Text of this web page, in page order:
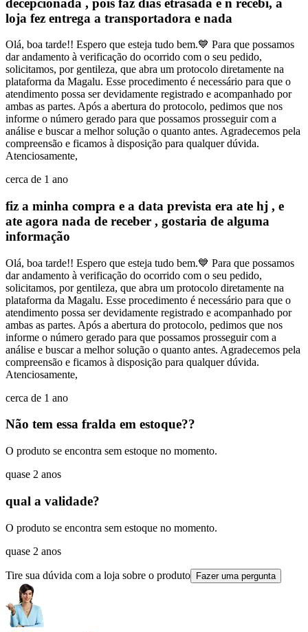
loja fez entrega a transportadora e nada
Olá, boa tarde!! Espero que esteja tudo bem.💙 Para que possamos
dar andamento à verificação do ocorrido com o seu pedido,
solicitamos, por gentileza, que abra um protocolo diretamente na
plataforma da Magalu. Esse procedimento é necessário para que o
atendimento possa ser devidamente registrado e acompanhado por
ambas as partes. Após a abertura do protocolo, pedimos que nos
informe o número gerado para que possamos prosseguir com a
análise e buscar a melhor solução o quanto antes. Agradecemos pela
compreensão e ficamos à disposição para qualquer dúvida.
Atenciosamente,
cerca de 1 ano
fiz a minha compra e a data prevista era ate hj , e
ate agora nada de receber , gostaria de alguma
informação
Olá, boa tarde!! Espero que esteja tudo bem.💙 Para que possamos
dar andamento à verificação do ocorrido com o seu pedido,
solicitamos, por gentileza, que abra um protocolo diretamente na
plataforma da Magalu. Esse procedimento é necessário para que o
atendimento possa ser devidamente registrado e acompanhado por
ambas as partes. Após a abertura do protocolo, pedimos que nos
informe o número gerado para que possamos prosseguir com a
análise e buscar a melhor solução o quanto antes. Agradecemos pela
compreensão e ficamos à disposição para qualquer dúvida.
Atenciosamente,
cerca de 1 ano
Não tem essa fralda em estoque??
O produto se encontra sem estoque no momento.
quase 2 anos
qual a validade?
O produto se encontra sem estoque no momento.
quase 2 anos
Tire sua dúvida com a loja sobre o produto Fazer uma pergunta